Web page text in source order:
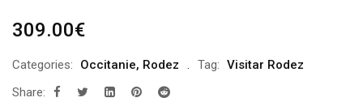
309.00€
Categories: Occitanie, Rodez Tag: Visitar Rodez
Share: